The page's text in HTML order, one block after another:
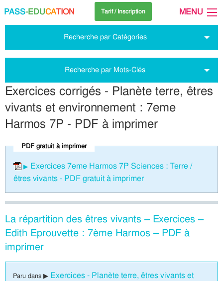
PASS-EDUCATION Tarif / Inscription MENU
Recherche par Catégories
Recherche par Mots-Clés
Exercices corrigés - Planète terre, êtres
vivants et environnement : 7eme
Harmos 7P - PDF à imprimer
PDF gratuit à imprimer
Exercices 7eme Harmos 7P Sciences : Terre /
êtres vivants - PDF gratuit à imprimer
La répartition des êtres vivants – Exercices –
Edith Eprouvette : 7ème Harmos – PDF à
imprimer
Paru dans ▶ Exercices - Planète terre, êtres vivants et